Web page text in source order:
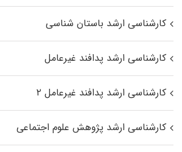
کارشناسی ارشد باستان شناسی
کارشناسی ارشد پدافند غیرعامل
کارشناسی ارشد پدافند غیرعامل ۲
کارشناسی ارشد پژوهش علوم اجتماعی